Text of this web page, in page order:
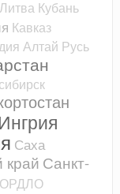
Литва Кубань
Кавказ
Алтай Русь
Ингрия
Саха
край Санкт-
ОРДЛО